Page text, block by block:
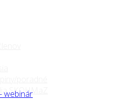
poradné
SKOHMaZ
webinár